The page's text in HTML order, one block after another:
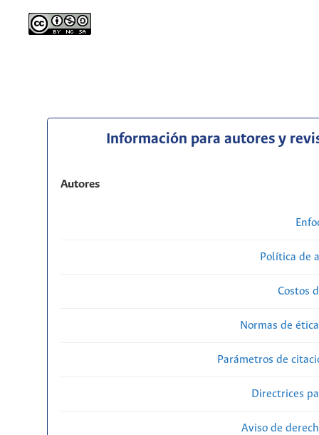
Información para autores y
Autores
Política de
Costos
Normas de
Parámetros de
Directrices
Aviso de